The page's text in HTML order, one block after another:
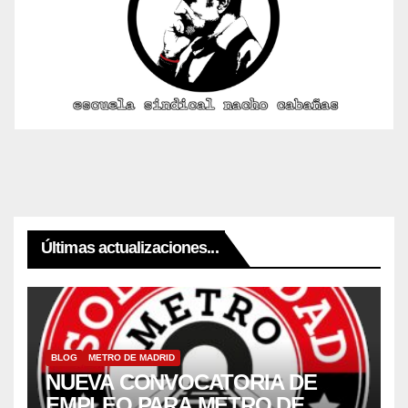
Últimas actualizaciones...
BLOG METRO DE MADRID
NUEVA CONVOCATORIA DE